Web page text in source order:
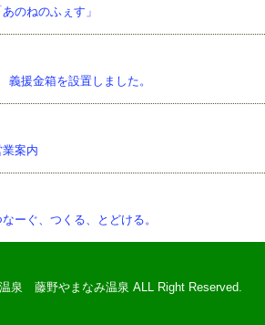
のねのふぇす」
義援金箱を設置しました。
案内
ーぐ、つくる、とどける。
泉 藤野やまなみ温泉 ALL Right Reserved.